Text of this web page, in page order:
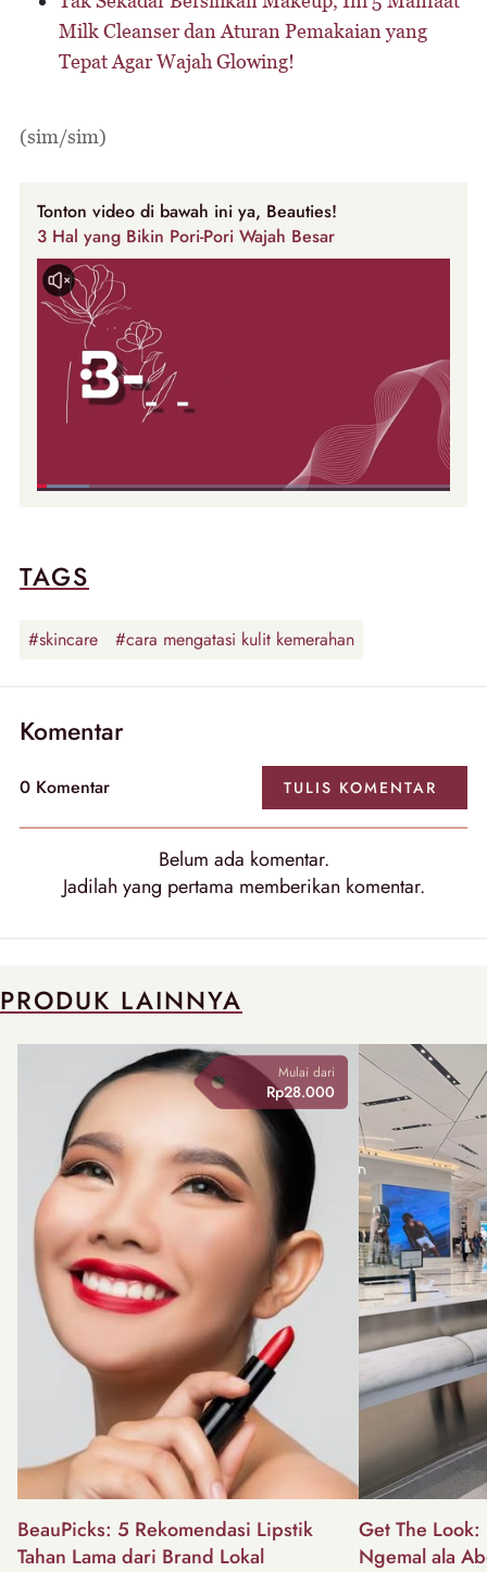
Milk Cleanser dan Aturan Pemakaian yang
Tepat Agar Wajah Glowing!
(sim/sim)
Tonton video di bawah ini ya, Beauties!
3 Hal yang Bikin Pori-Pori Wajah Besar
TAGS
#skincare #cara mengatasi kulit kemerahan
Komentar
0 Komentar TULIS KOMENTAR
Belum ada komentar.
Jadilah yang pertama memberikan komentar.
PRODUK LAINNYA
Mulai dari
Rp28.000
BeauPicks: 5 Rekomendasi Lipstik
Tahan Lama dari Brand Lokal
Get The
Ngemal ala